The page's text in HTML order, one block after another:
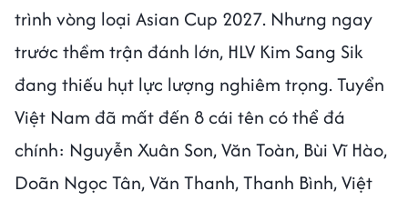
trình vòng loại Asian Cup 2027. Nhưng ngay
trước thềm trận đánh lớn, HLV Kim Sang Sik
đang thiếu hụt lực lượng nghiêm trọng. Tuyển
Việt Nam đã mất đến 8 cái tên có thể đá
chính: Nguyễn Xuân Son, Văn Toàn, Bùi Vĩ Hào,
Doãn Ngọc Tân, Văn Thanh, Thanh Bình, Việt